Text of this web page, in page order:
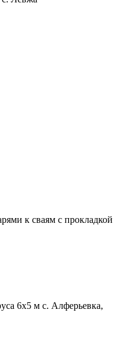
к сваям с прокладкой
6х5 м с. Алферьевка,